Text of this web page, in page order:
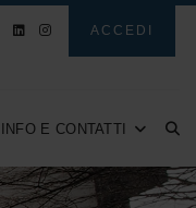
ACCEDI
INFO E CONTATTI